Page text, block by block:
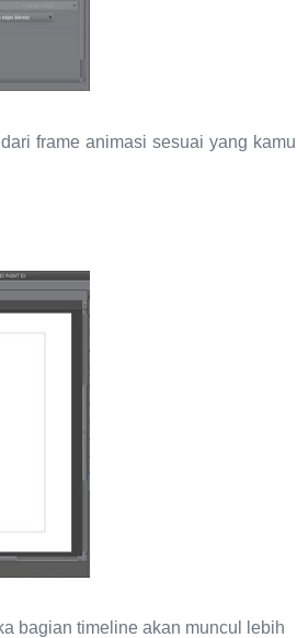
frame animasi sesuai yang kamu
bagian timeline akan muncul lebih